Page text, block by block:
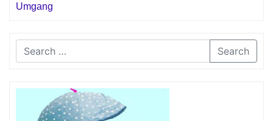
Umgang
Search